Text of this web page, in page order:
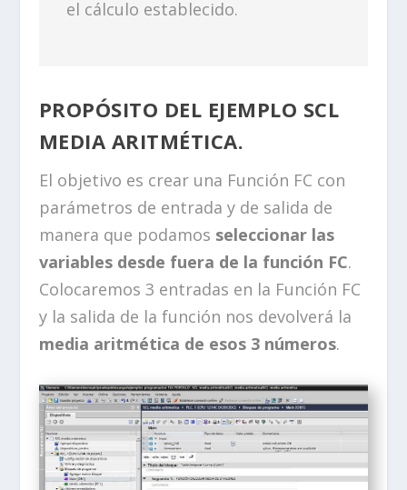
el cálculo establecido.
PROPÓSITO DEL EJEMPLO SCL
MEDIA ARITMÉTICA.
El objetivo es crear una Función FC con
parámetros de entrada y de salida de
manera que podamos seleccionar las
variables desde fuera de la función FC.
Colocaremos 3 entradas en la Función FC
y la salida de la función nos devolverá la
media aritmética de esos 3 números.